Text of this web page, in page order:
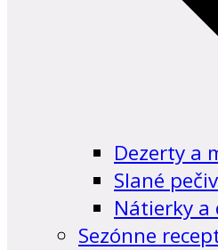
Dezerty a
Slané
Nátierky a
Sezónne